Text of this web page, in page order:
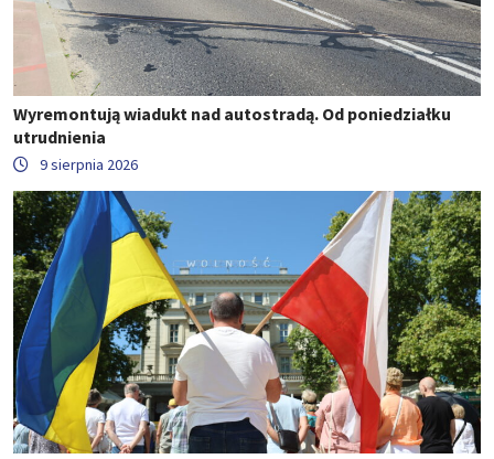
Wyremontują wiadukt nad autostradą. Od poniedziałku
utrudnienia
9 sierpnia 2026